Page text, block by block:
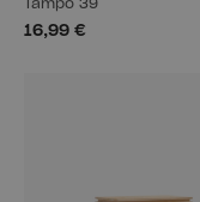
Tampo 39
16,99 €